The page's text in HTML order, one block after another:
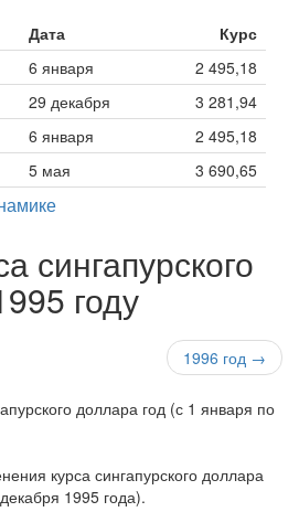
Дата
Курс
6 января
2 495,18
29 декабря
3 281,94
6 января
2 495,18
5 мая 3 690,65
сингапурского
году
1996 год →
курса сингапурского доллара
1995 года).